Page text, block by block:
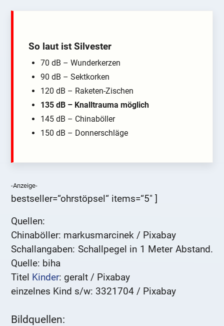
So laut ist Silvester
70 dB – Wunderkerzen
90 dB – Sektkorken
120 dB – Raketen-Zischen
135 dB – Knalltrauma möglich
145 dB – Chinaböller
150 dB – Donnerschläge
-Anzeige-
bestseller=“ohrstöpsel“ items=“5″ ]
Quellen:
Chinaböller: markusmarcinek / Pixabay
Schallangaben: Schallpegel in 1 Meter Abstand.
Quelle: biha
Titel Kinder: geralt / Pixabay
einzelnes Kind s/w: 3321704 / Pixabay
Bildquellen: